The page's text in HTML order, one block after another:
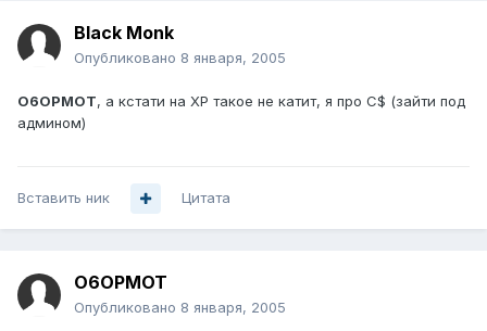
Black Monk
Опубликовано 8 января, 2005
O6OPMOT, а кстати на XP такое не катит, я про C$ (зайти под
админом)
Вставить ник Цитата
O6OPMOT
Опубликовано 8 января, 2005